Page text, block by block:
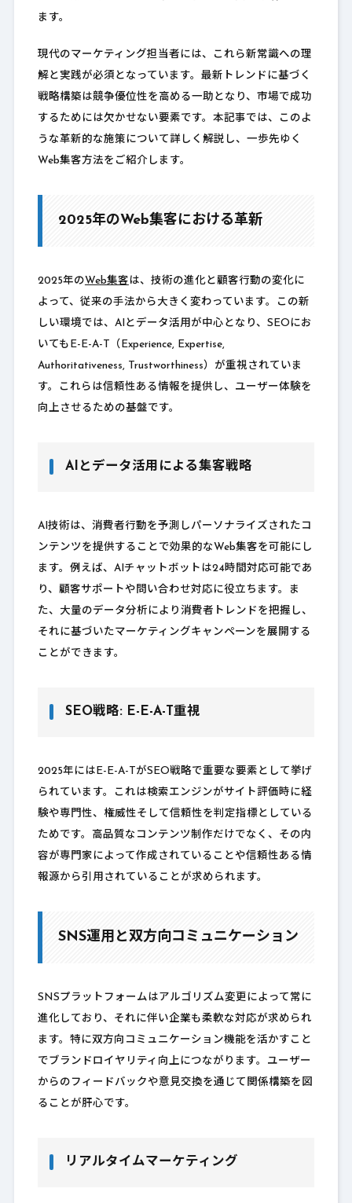
ます。
現代のマーケティング担当者には、これら新常識への理
解と実践が必須となっています。最新トレンドに基づく
戦略構築は競争優位性を高める一助となり、市場で成功
するためには欠かせない要素です。本記事では、このよ
うな革新的な施策について詳しく解説し、一歩先ゆく
Web集客方法をご紹介します。
2025年のWeb集客における革新
2025年のWeb集客は、技術の進化と顧客行動の変化に
よって、従来の手法から大きく変わっています。この新
しい環境では、AIとデータ活用が中心となり、SEOにお
いてもE-E-A-T（Experience, Expertise,
Authoritativeness, Trustworthiness）が重視されていま
す。これらは信頼性ある情報を提供し、ユーザー体験を
向上させるための基盤です。
AIとデータ活用による集客戦略
AI技術は、消費者行動を予測しパーソナライズされたコ
ンテンツを提供することで効果的なWeb集客を可能にし
ます。例えば、AIチャットボットは24時間対応可能であ
り、顧客サポートや問い合わせ対応に役立ちます。ま
た、大量のデータ分析により消費者トレンドを把握し、
それに基づいたマーケティングキャンペーンを展開する
ことができます。
SEO戦略: E-E-A-T重視
2025年にはE-E-A-TがSEO戦略で重要な要素として挙げ
られています。これは検索エンジンがサイト評価時に経
験や専門性、権威性そして信頼性を判定指標としている
ためです。高品質なコンテンツ制作だけでなく、その内
容が専門家によって作成されていることや信頼性ある情
報源から引用されていることが求められます。
SNS運用と双方向コミュニケーション
SNSプラットフォームはアルゴリズム変更によって常に
進化しており、それに伴い企業も柔軟な対応が求められ
ます。特に双方向コミュニケーション機能を活かすこと
でブランドロイヤリティ向上につながります。ユーザー
からのフィードバックや意見交換を通じて関係構築を図
ることが肝心です。
リアルタイムマーケティング